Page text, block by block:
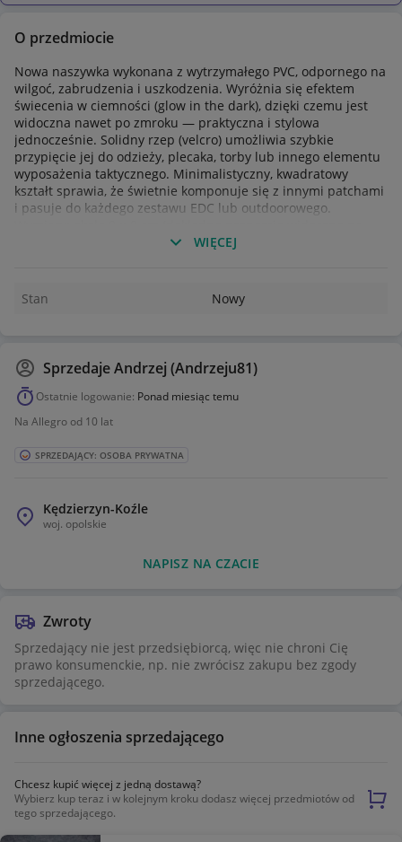
O przedmiocie
Nowa naszywka wykonana z wytrzymałego PVC, odpornego na
wilgoć, zabrudzenia i uszkodzenia. Wyróżnia się efektem
świecenia w ciemności (glow in the dark), dzięki czemu jest
widoczna nawet po zmroku — praktyczna i stylowa
jednocześnie. Solidny rzep (velcro) umożliwia szybkie
przypięcie jej do odzieży, plecaka, torby lub innego elementu
wyposażenia taktycznego. Minimalistyczny, kwadratowy
kształt sprawia, że świetnie komponuje się z innymi patchami
i pasuje do każdego zestawu EDC lub outdoorowego.
WIĘCEJ
Stan Nowy
SprzedajeAndrzej (Andrzeju81)
Ostatnie logowanie: Ponad miesiąc temu
Na Allegro od 10 lat
SPRZEDAJĄCY: OSOBA PRYWATNA
Kędzierzyn-Koźle
woj. opolskie
NAPISZ NA CZACIE
Zwroty
Sprzedający nie jest przedsiębiorcą, więc nie chroni Cię
prawo konsumenckie, np. nie zwrócisz zakupu bez zgody
sprzedającego.
Inne ogłoszenia sprzedającego
Chcesz kupić więcej z jedną dostawą?
Wybierz kup teraz i w kolejnym kroku dodasz więcej przedmiotów od
tego sprzedającego.